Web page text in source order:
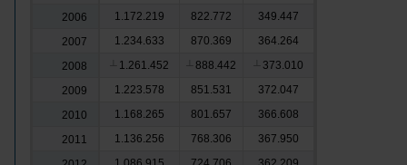
2006
1.172.219 822.772
349.447
2007
1.234.633 870.369
364.264
2008
1.261.452 888.442
373.010
2009
1.223.578 851.531
372.047
2010
1.168.265 801.657
366.608
2011
1.136.256 768.306
367.950